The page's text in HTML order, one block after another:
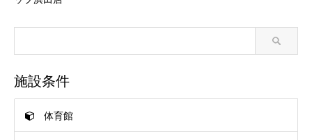
施設条件
体育館